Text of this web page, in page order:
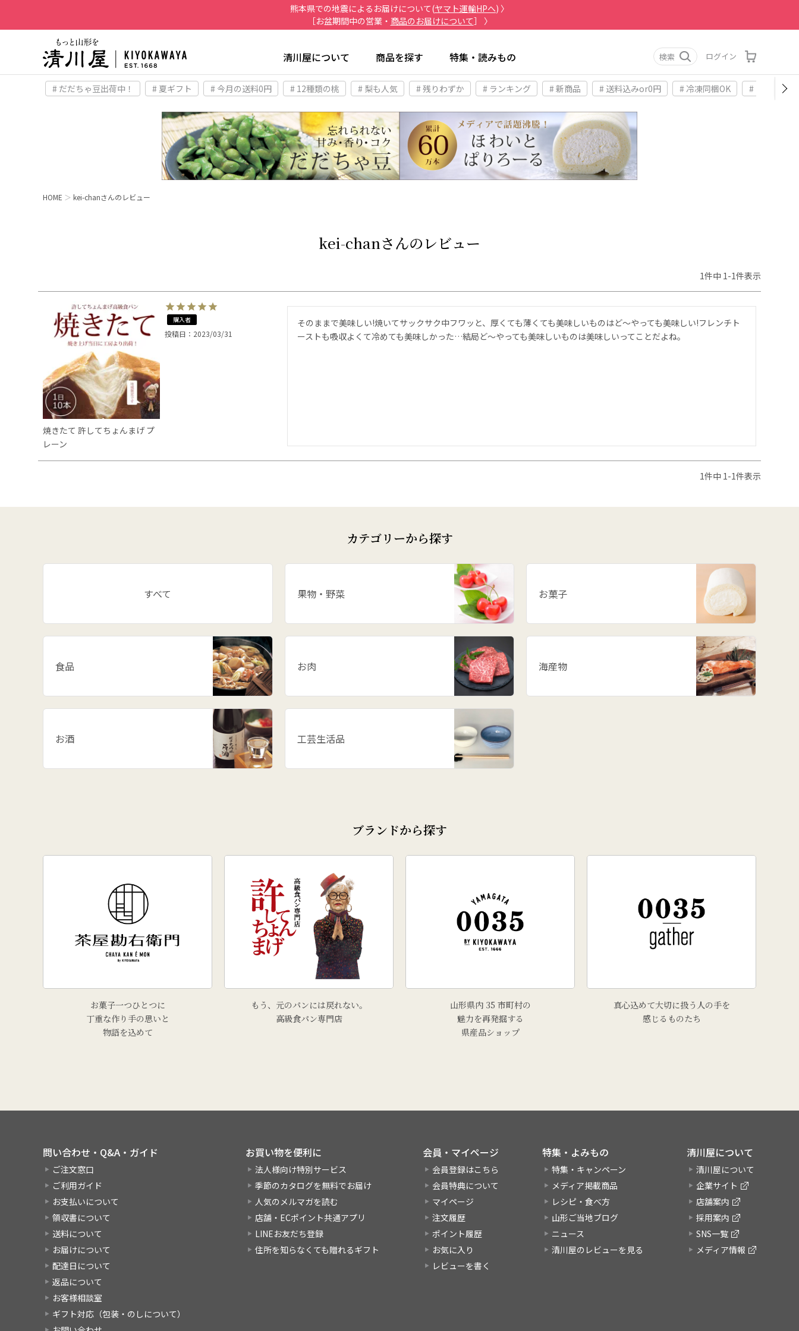
熊本県での地震によるお届けについて(ヤマト運輸HPへ) 〉
［お盆期間中の営業・ 商品のお届けについて］ 〉
清川屋について 商品を探す 特集・読みもの 検索 ログイン
# だだちゃ豆出荷中！ # 夏ギフト # 今月の送料0円 # 12種類の桃 # 梨も人気 # 残りわずか # ランキング # 新商品 # 送料込みor0円 # 冷凍同梱OK # お土産
HOME kei-chanさんのレビュー
kei-chanさんのレビュー
1件中 1-1件表示
焼きたて 許してちょんまげ プ
レーン
購入者
投稿日 2023/03/31
そのままで美味しい!焼いてサックサク中フワッと、厚くても薄くても美味しいものはど〜やっても美味しい!フレンチト
ーストも吸収よくて冷めても美味しかった…結局ど〜やっても美味しいものは美味しいってことだよね。
1件中 1 -1件表示
カテゴリーから探す
すべて 果物・野菜 お菓子
食品 お肉 海産物
お酒 工芸生活品
ブランドから探す
お菓子一つひとつに
丁重な作り手の思いと
物語を込めて
もう、元のパンには戻れない。
高級食パン専門店
山形県内 35 市町村の
魅力を再発掘する
県産品ショップ
真心込めて大切に扱う人の手を
感じるものたち
問い合わせ・Q&A・ガイド
ご注文窓口
ご利用ガイド
お支払いについて
領収書について
送料について
お届けについて
配達日について
返品について
お客様相談室
ギフト対応（包装・のしについて）
お買い物を便利に
法人様向け特別サービス
季節のカタログを無料でお届け
人気のメルマガを読む
店舗・ECポイント共通アプリ
LINEお友だち登録
住所を知らなくても贈れるギフト
会員・マイページ
会員登録はこちら
会員特典について
マイページ
注文履歴
ポイント履歴
お気に入り
レビューを書く
特集・よみもの
特集・キャンペーン
メディア掲載商品
レシピ・食べ方
山形ご当地ブログ
ニュース
清川屋のレビューを見る
清川屋について
清川屋について
企業サイト
店舗案内
採用案内
SNS一覧
メディア情報